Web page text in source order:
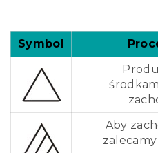
Symbol
Aby